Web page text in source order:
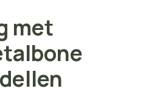
met